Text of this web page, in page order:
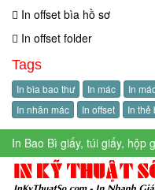
In offset bìa hồ sơ
In offset folder
Tags
In bìa bao thư In mác In
In nhãn mác
In offset In thẻ
In Bao Bì giấy, túi giấy, hộp